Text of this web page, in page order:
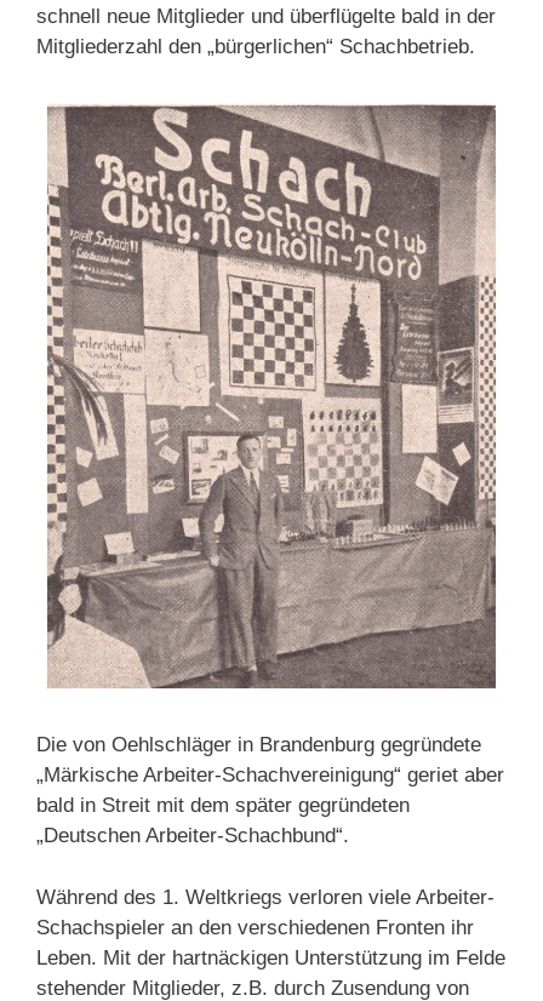
schnell neue Mitglieder und überflügelte bald in der
Mitgliederzahl den „bürgerlichen“ Schachbetrieb.
Die von Oehlschläger in Brandenburg gegründete
„Märkische Arbeiter-Schachvereinigung“ geriet aber
bald in Streit mit dem später gegründeten
„Deutschen Arbeiter-Schachbund“.
Während des 1. Weltkriegs verloren viele Arbeiter-
Schachspieler an den verschiedenen Fronten ihr
Leben. Mit der hartnäckigen Unterstützung im Felde
stehender Mitglieder, z.B. durch Zusendung von